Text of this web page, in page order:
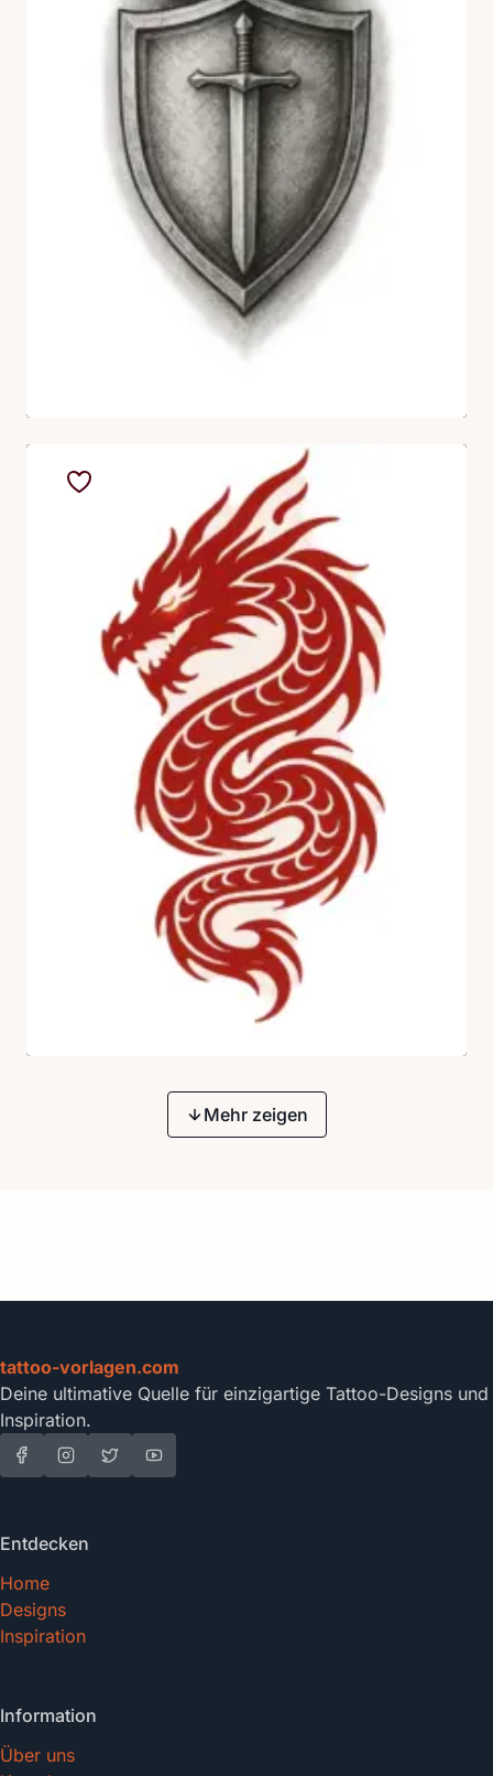
Mehr zeigen
tattoo-vorlagen.com
Deine ultimative Quelle für einzigartige Tattoo-Designs und
Inspiration.
Entdecken
Home
Designs
Inspiration
Information
Über uns